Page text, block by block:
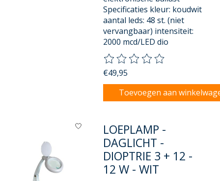
Specificaties kleur: koudwit
aantal leds: 48 st. (niet
vervangbaar) intensiteit:
2000 mcd/LED dio
De beoordeling van dit
€49,95
Toevoegen aan
LOEPLAMP -
DAGLICHT -
DIOPTRIE 3 + 12 -
12 W - WIT